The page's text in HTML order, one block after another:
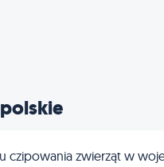
czipowania zwierząt w